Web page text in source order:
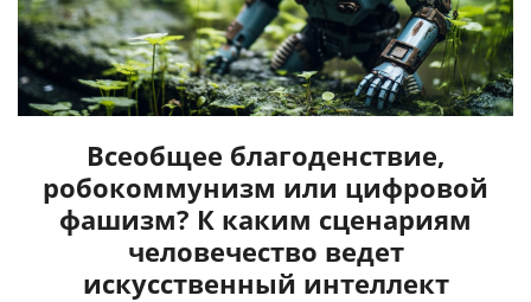
Всеобщее благоденствие,
робокоммунизм или цифровой
фашизм? К каким сценариям
человечество ведет
искусственный интеллект